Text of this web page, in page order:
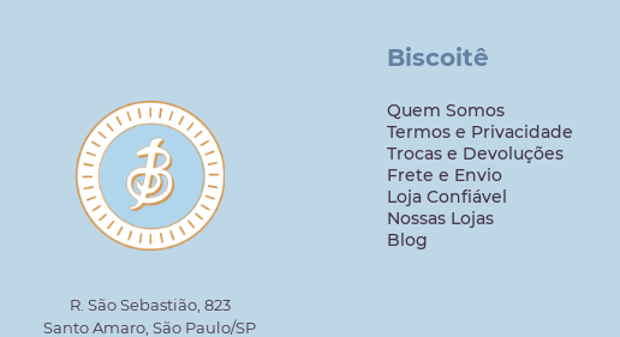
R. São Sebastião, 823
Santo Amaro, São Paulo/SP
Biscoitê
Quem Somos
Termos e Privacidade
Trocas e Devoluções
Frete e Envio
Loja Confiável
Nossas Lojas
Blog